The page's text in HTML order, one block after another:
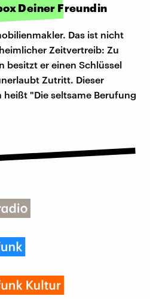
Deiner Freundin
Das ist nicht
Zeitvertreib: Zu
besitzt er einen Schlüssel
Zutritt. Dieser
heißt "Die seltsame Berufung